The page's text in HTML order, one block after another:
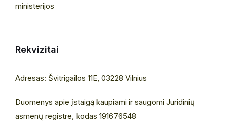
ministerijos
Rekvizitai
Adresas: Švitrigailos 11E, 03228 Vilnius
Duomenys apie įstaigą kaupiami ir saugomi Juridinių
asmenų registre, kodas 191676548